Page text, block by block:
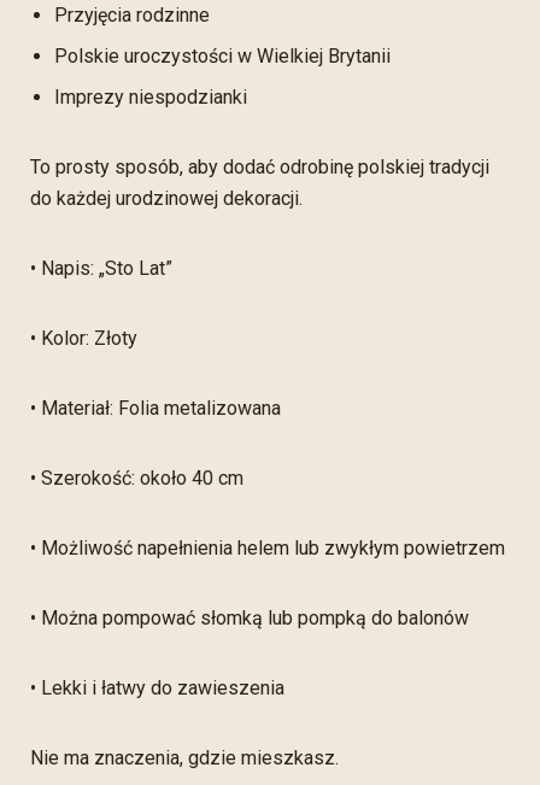
Przyjęcia rodzinne
Polskie uroczystości w Wielkiej Brytanii
Imprezy niespodzianki
To prosty sposób, aby dodać odrobinę polskiej tradycji
do każdej urodzinowej dekoracji.
• Napis: „Sto Lat”
• Kolor: Złoty
• Materiał: Folia metalizowana
• Szerokość: około 40 cm
• Możliwość napełnienia helem lub zwykłym powietrzem
• Można pompować słomką lub pompką do balonów
• Lekki i łatwy do zawieszenia
Nie ma znaczenia, gdzie mieszkasz.